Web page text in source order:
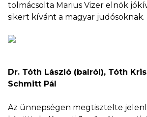
tolmácsolta Marius Vizer elnök
sikert kívánt a magyar judósoknak.
Dr. Tóth László (balról), Tóth
Schmitt Pál
Az ünnepségen megtisztelte